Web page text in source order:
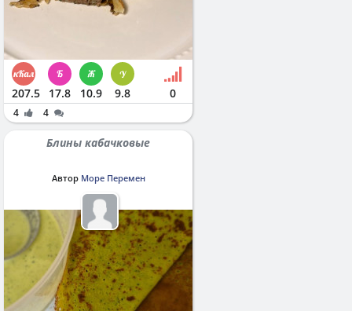
207.5 17.8 10.9 9.8 0
4 4
Блины кабачковые
Автор Море Перемен